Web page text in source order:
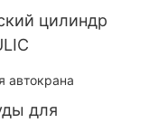
цилиндр
для